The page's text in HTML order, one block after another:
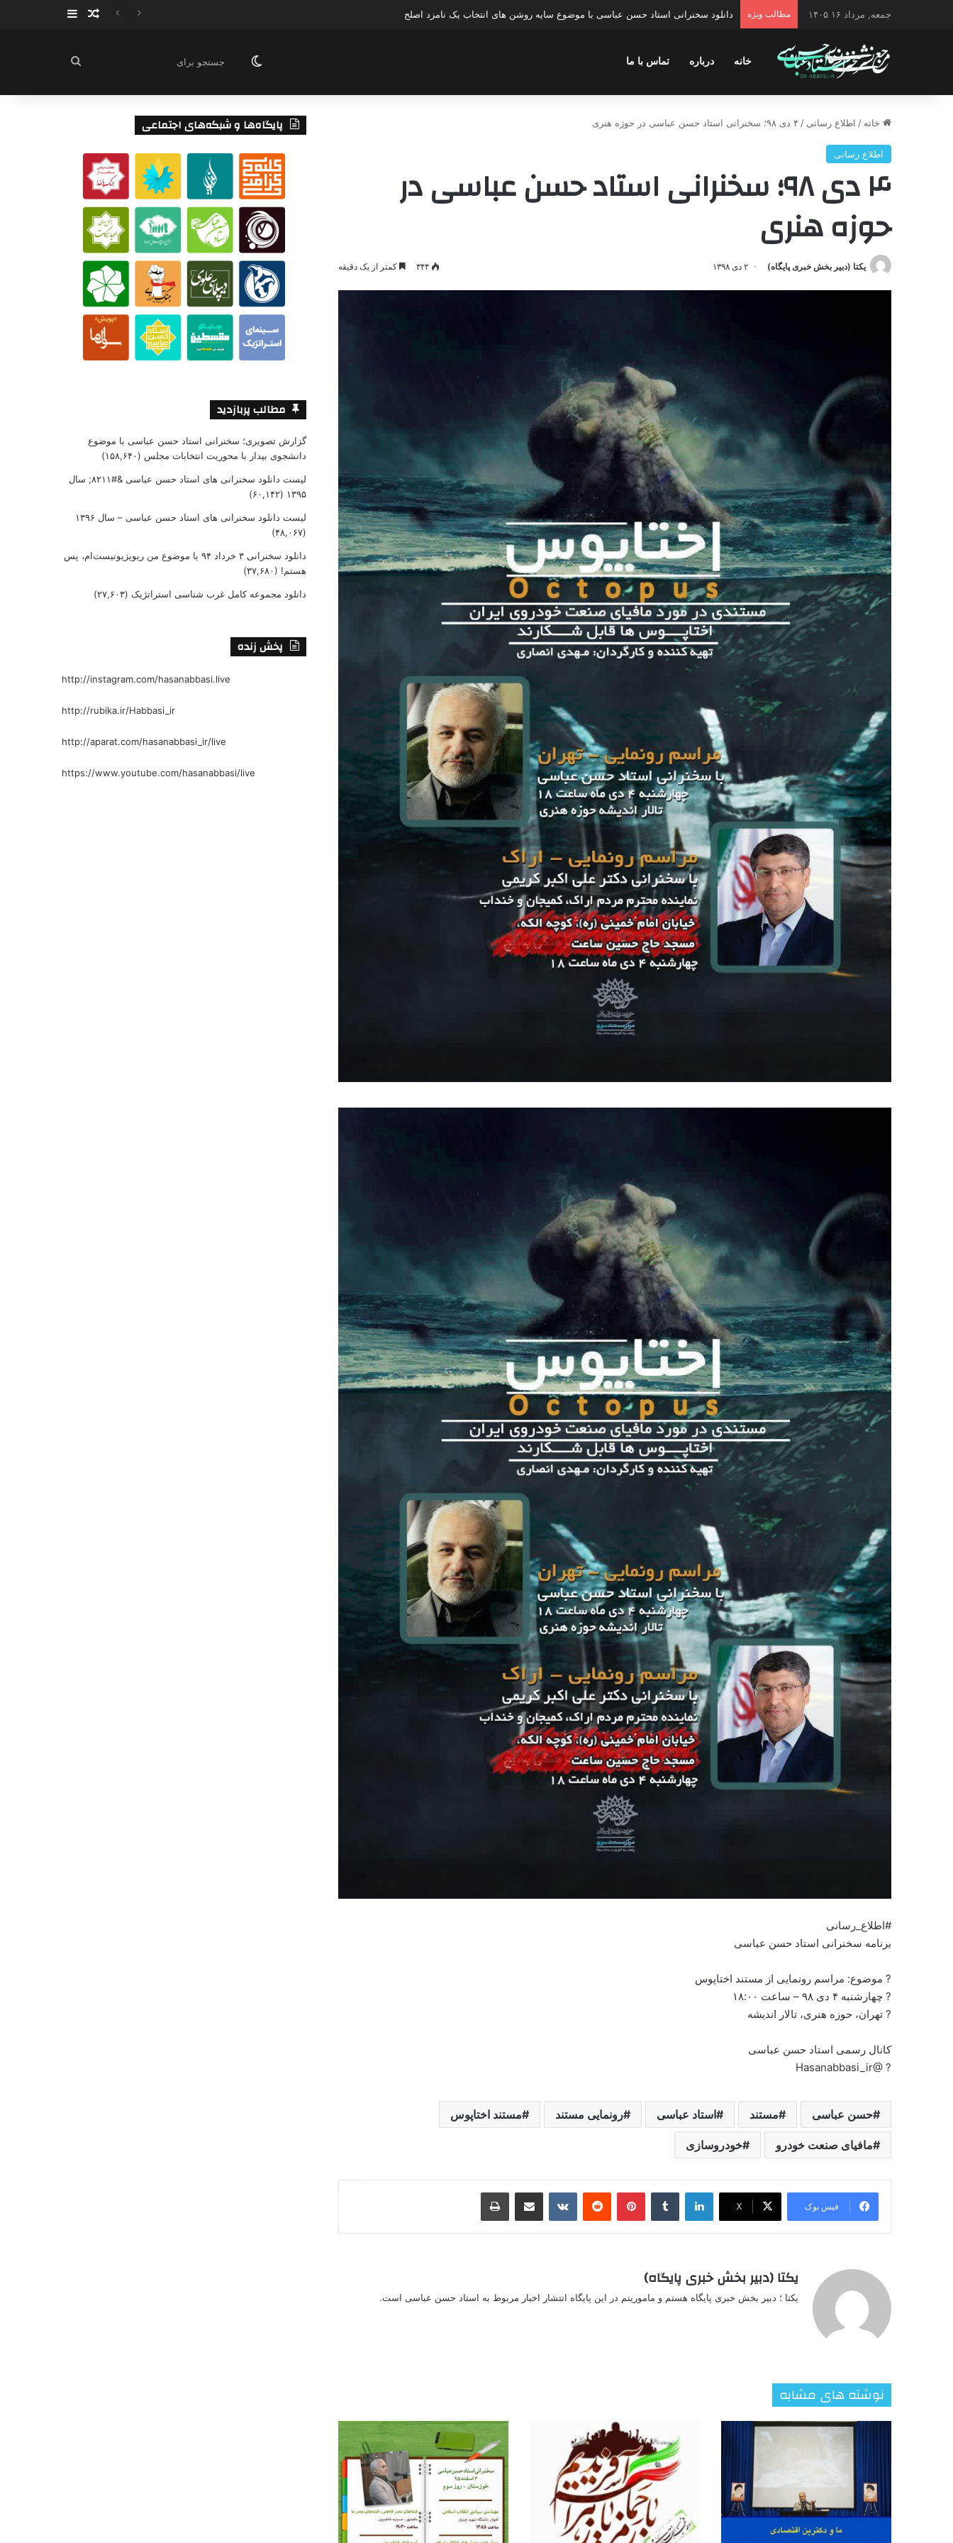
جمعه, مرداد ۱۶ ۱۴۰۵ مطالب ویژه دانلود سخنرانی استاد حسن عباسی با موضوع چهار انتخاب ۱۴۰۰ نوشته تصادفی
سایدبار
خانه درباره تماس با ما تغییر پوسته
جستجو
خانه / اطلاع رسانی / ۴ دی ۹۸؛ سخنرانی استاد حسن عباسی در حوزه هنری
اطلاع رسانی
۴ دی ۹۸؛ سخنرانی استاد حسن عباسی در
حوزه هنری
یکتا (دبیر بخش خبری پایگاه) ۲ دی ۱۳۹۸ ۳۴۴ کمتر از یک دقیقه
#اطلاع_رسانی
برنامه سخنرانی استاد حسن عباسی
? موضوع: مراسم رونمایی از مستند اختاپوس
? چهارشنبه ۴ دی ۹۸ – ساعت ۱۸:۰۰
? تهران، حوزه هنری، تالار اندیشه
کانال رسمی استاد حسن عباسی
? @Hasanabbasi_ir
حسن عباسی مستند استاد عباسی رونمایی مستند مستند اختاپوس
مافیای صنعت خودرو خودروسازی
فیس بوک X
لینکدین ‫تامبلر ‫پین‌ترست‫رددیت ‫VKontakteاشتراک گذاری از طریق ایمیل چاپ
یکتا (دبیر بخش خبری پایگاه)
یکتا ؛ دبیر بخش خبری پایگاه هستم و ماموریتم در این پایگاه انتشار اخبار مربوط به استاد حسن عباسی است.
نوشته های مشابه
پایگاه‌ها و شبکه‌های اجتماعی
مطالب پربازدید
گزارش تصویری؛ سخنرانی استاد حسن عباسی با موضوع
دانشجوی بیدار با محوریت انتخابات مجلس (۱۵۸,۶۴۰)
لیست دانلود سخنرانی های استاد حسن عباسی &#۸۲۱۱; سال
۱۳۹۵ (۶۰,۱۴۲)
لیست دانلود سخنرانی های استاد حسن عباسی – سال ۱۳۹۶
(۴۸,۰۶۷)
دانلود سخنرانی ۳ خرداد ۹۴ با موضوع من ریویزیونیست‌ام، پس
هستم! (۳۷,۶۸۰)
دانلود مجموعه کامل غرب شناسی استراتژیک (۲۷,۶۰۳)
پخش زنده
http://instagram.com/hasanabbasi.live
http://rubika.ir/Habbasi_ir
http://aparat.com/hasanabbasi_ir/live
https://www.youtube.com/hasanabbasi/live